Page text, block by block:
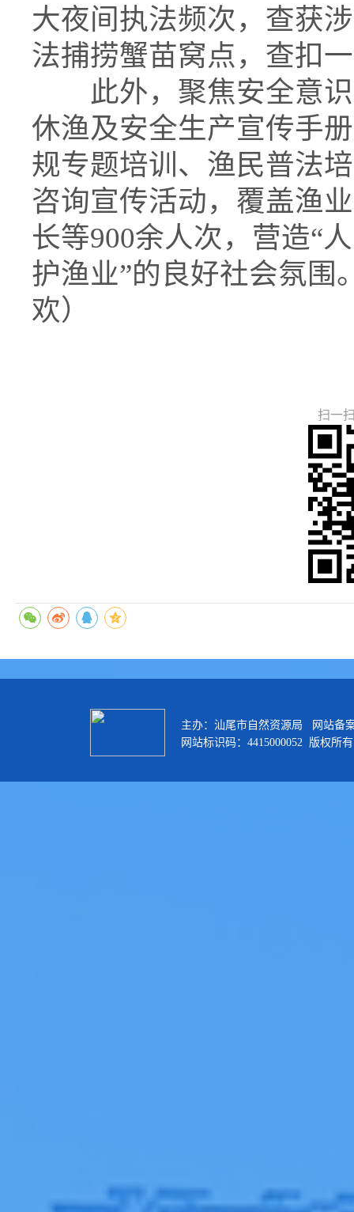
大夜间执法频次，查获
法捕捞蟹苗窝点，查扣
此外，聚焦安全意识
休渔及安全生产宣传手
规专题培训、渔民普法
咨询宣传活动，覆盖渔
长等900余人次，营造“
护渔业”的良好社会氛围
欢）
扫一
主办：汕尾市自然资源局 网站备
网站标识码：4415000052 版权所